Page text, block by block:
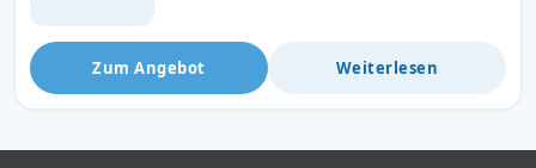
Zum Angebot Weiterlesen